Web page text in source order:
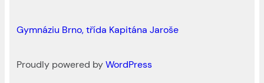
Gymnáziu Brno, třída Kapitána Jaroše
Proudly powered byWordPress